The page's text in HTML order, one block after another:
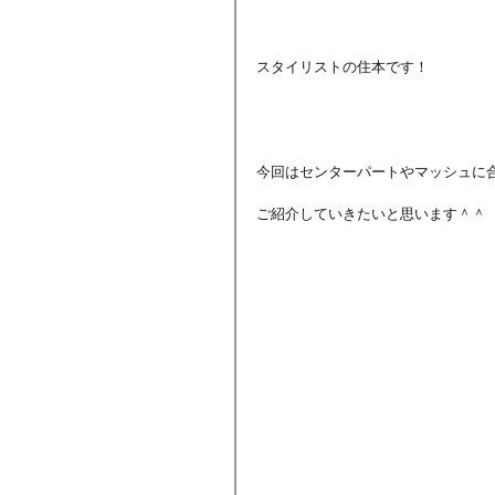
スタイリストの住本です！
今回はセンターパートやマッシュに
ご紹介していきたいと思います＾＾